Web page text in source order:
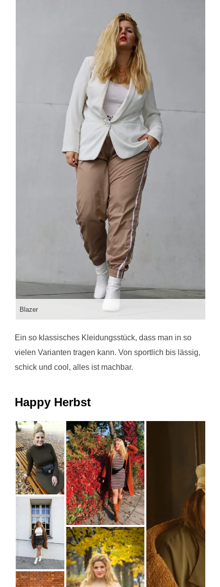
Blazer
Ein so klassisches Kleidungsstück, dass man in so
vielen Varianten tragen kann. Von sportlich bis lässig,
schick und cool, alles ist machbar.
Happy Herbst